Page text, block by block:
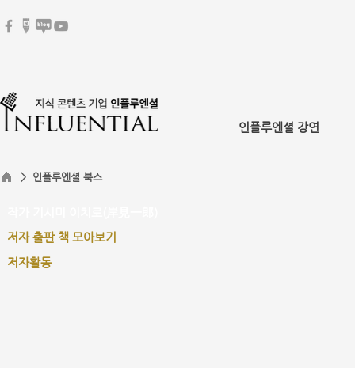
인플루엔셜 강연
> 인플루엔셜 북스
저자 출판 책 모아보기
저자활동